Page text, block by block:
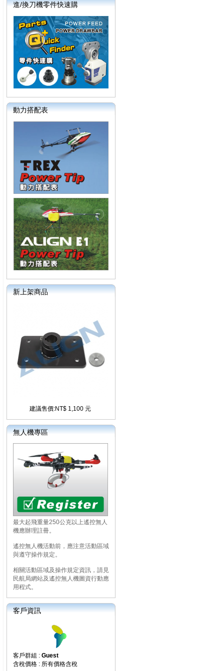
進/換刀機零件快速購
動力搭配表
新上架商品
建議售價:NT$ 1,100 元
無人機專區
最大起飛重量250公克以上遙控無人
機應辦理註冊。
遙控無人機活動前，應注意活動區域
與遵守操作規定。
相關活動區域及操作規定資訊，請見
民航局網站及遙控無人機圖資行動應
用程式。
客戶資訊
客戶群組 : Guest
含稅價格 : 所有價格含稅